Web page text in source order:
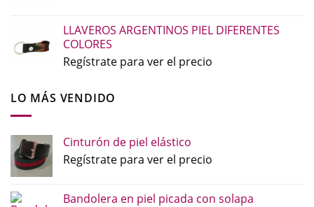
LLAVEROS ARGENTINOS PIEL DIFERENTES
COLORES
Regístrate para ver el precio
LO MÁS VENDIDO
Cinturón de piel elástico
Regístrate para ver el precio
Bandolera en piel picada con solapa